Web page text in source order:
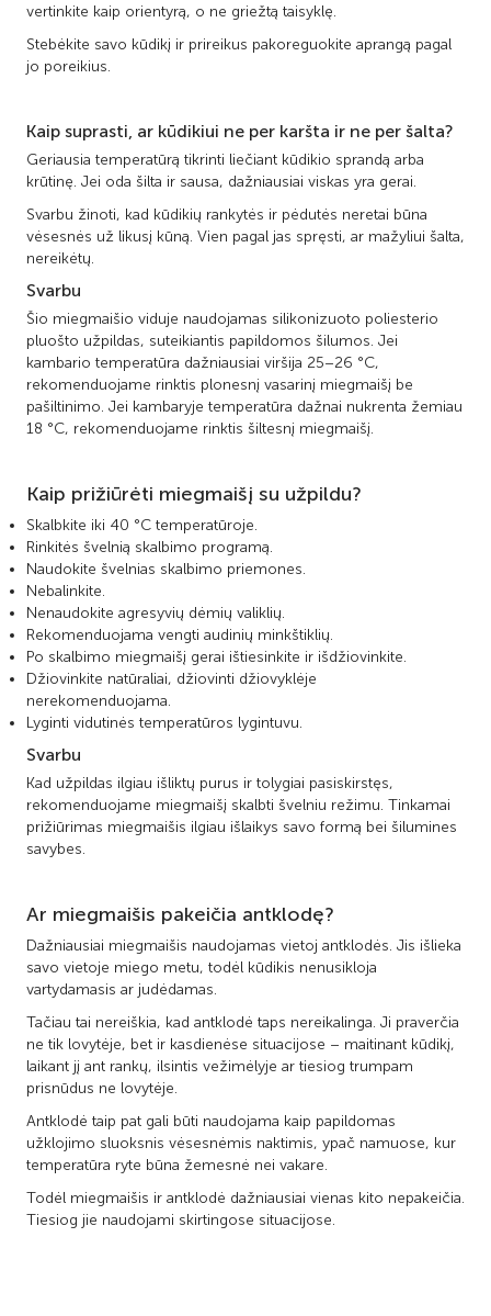
vertinkite kaip orientyrą, o ne griežtą taisyklę.
Stebėkite savo kūdikį ir prireikus pakoreguokite aprangą pagal
jo poreikius.
Kaip suprasti, ar kūdikiui ne per karšta ir ne per šalta?
Geriausia temperatūrą tikrinti liečiant kūdikio sprandą arba
krūtinę. Jei oda šilta ir sausa, dažniausiai viskas yra gerai.
Svarbu žinoti, kad kūdikių rankytės ir pėdutės neretai būna
vėsesnės už likusį kūną. Vien pagal jas spręsti, ar mažyliui šalta,
nereikėtų.
Svarbu
Šio miegmaišio viduje naudojamas silikonizuoto poliesterio
pluošto užpildas, suteikiantis papildomos šilumos. Jei
kambario temperatūra dažniausiai viršija 25–26 °C,
rekomenduojame rinktis plonesnį vasarinį miegmaišį be
pašiltinimo. Jei kambaryje temperatūra dažnai nukrenta žemiau
18 °C, rekomenduojame rinktis šiltesnį miegmaišį.
Kaip prižiūrėti miegmaišį su užpildu?
Skalbkite iki 40 °C temperatūroje.
Rinkitės švelnią skalbimo programą.
Naudokite švelnias skalbimo priemones.
Nebalinkite.
Nenaudokite agresyvių dėmių valiklių.
Rekomenduojama vengti audinių minkštiklių.
Po skalbimo miegmaišį gerai ištiesinkite ir išdžiovinkite.
Džiovinkite natūraliai, džiovinti džiovyklėje
nerekomenduojama.
Lyginti vidutinės temperatūros lygintuvu.
Svarbu
Kad užpildas ilgiau išliktų purus ir tolygiai pasiskirstęs,
rekomenduojame miegmaišį skalbti švelniu režimu. Tinkamai
prižiūrimas miegmaišis ilgiau išlaikys savo formą bei šilumines
savybes.
Ar miegmaišis pakeičia antklodę?
Dažniausiai miegmaišis naudojamas vietoj antklodės. Jis išlieka
savo vietoje miego metu, todėl kūdikis nenusikloja
vartydamasis ar judėdamas.
Tačiau tai nereiškia, kad antklodė taps nereikalinga. Ji praverčia
ne tik lovytėje, bet ir kasdienėse situacijose – maitinant kūdikį,
laikant jį ant rankų, ilsintis vežimėlyje ar tiesiog trumpam
prisnūdus ne lovytėje.
Antklodė taip pat gali būti naudojama kaip papildomas
užklojimo sluoksnis vėsesnėmis naktimis, ypač namuose, kur
temperatūra ryte būna žemesnė nei vakare.
Todėl miegmaišis ir antklodė dažniausiai vienas kito nepakeičia.
Tiesiog jie naudojami skirtingose situacijose.